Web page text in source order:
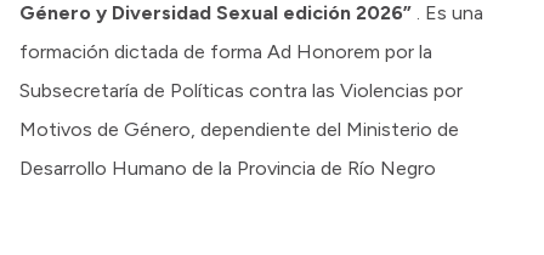
Género y Diversidad Sexual edición 2026” . Es una
formación dictada de forma Ad Honorem por la
Subsecretaría de Políticas contra las Violencias por
Motivos de Género, dependiente del Ministerio de
Desarrollo Humano de la Provincia de Río Negro